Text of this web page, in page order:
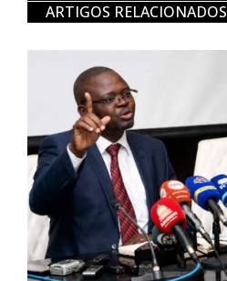
ARTIGOS RELACIONADOS